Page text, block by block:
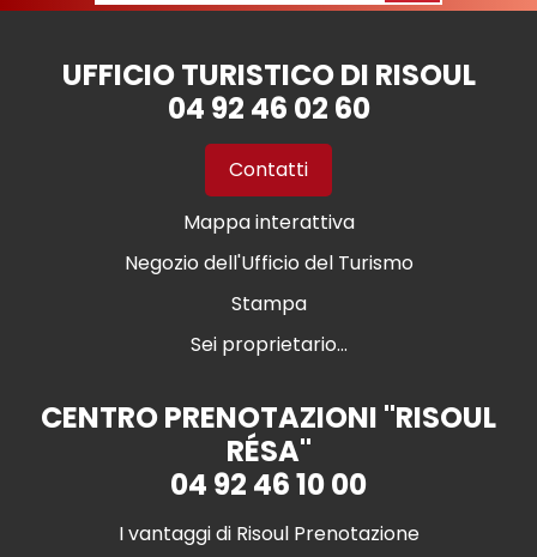
UFFICIO TURISTICO DI RISOUL
04 92 46 02 60
Contatti
Mappa interattiva
Negozio dell'Ufficio del Turismo
Stampa
Sei proprietario...
CENTRO PRENOTAZIONI "RISOUL
RÉSA"
04 92 46 10 00
I vantaggi di Risoul Prenotazione